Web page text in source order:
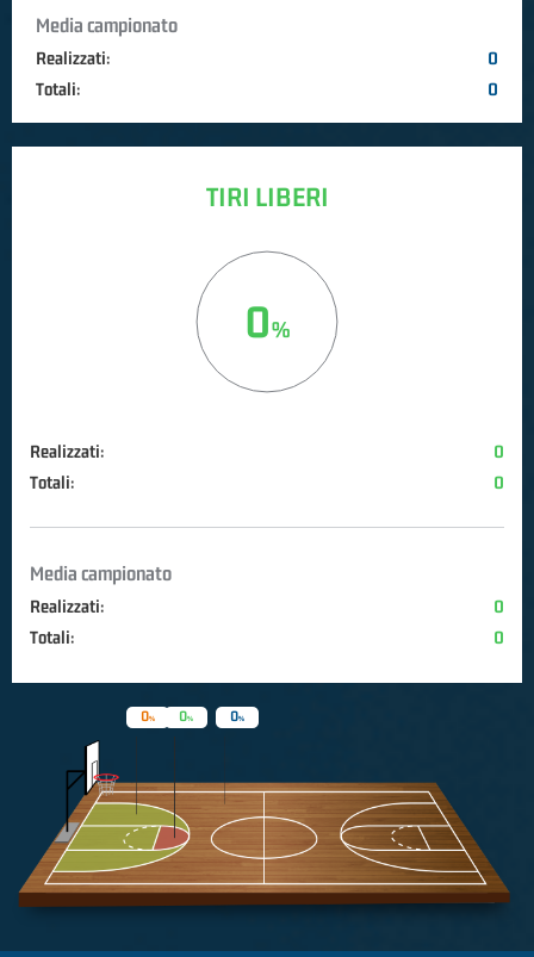
Media campionato
Realizzati:
0
Totali:
0
TIRI LIBERI
0
Realizzati:
0
Totali:
0
Media campionato
Realizzati:
0
Totali:
0
0
0 0